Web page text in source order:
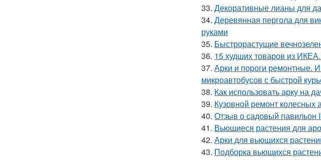
33. Декоративные лианы для
34. Деревянная пергола для
руками
35. Быстрорастущие
36. 15 худших товаров из
37. Арки и пороги ремонтные.
микроавтобусов с быстрой
38. Как использовать арку на
39. Кузовной ремонт
40. Отзыв о садовый павильон
41. Вьющиеся растения для
42. Арки для вьющихся
43. Подборка вьющихся